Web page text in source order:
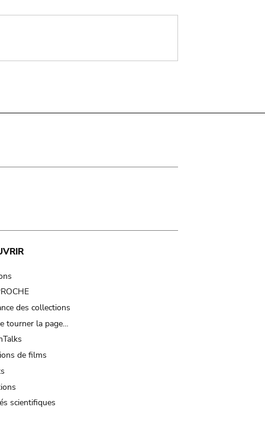
des collections
tourner la page…
de films
scientifiques